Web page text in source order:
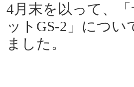
4月末を以って、
ットGS-2」につ
ました。